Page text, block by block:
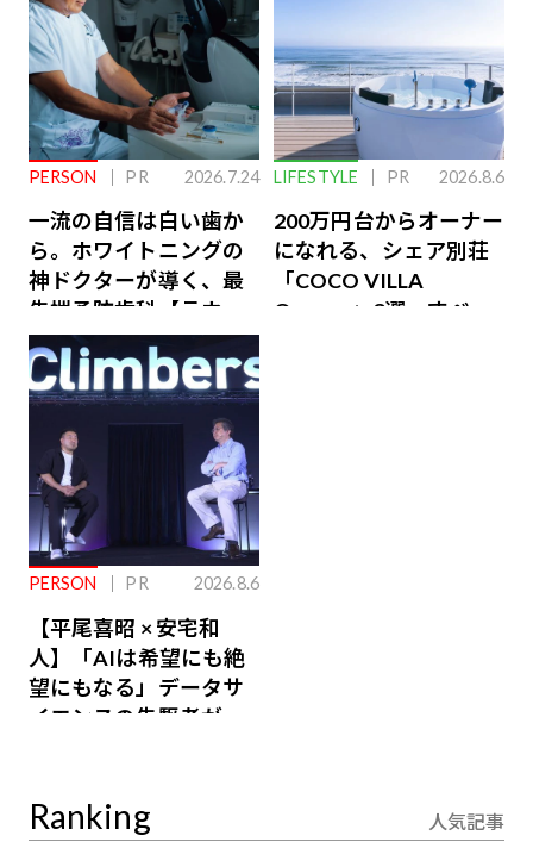
PERSON PR 2026.7.24
一流の自信は白い歯か
ら。ホワイトニングの
神ドクターが導く、最
先端予防歯科【ラウン
ジ会員特典あり】
LIFESTYLE PR 2026.8.6
200万円台からオーナー
になれる、シェア別荘
「COCO VILLA
Owners」3選。すべて
PERSON PR 2026.8.6
【平尾喜昭 × 安宅和
人】「AIは希望にも絶
望にもなる」データサ
イエンスの先駆者が語
Ranking 人気記事